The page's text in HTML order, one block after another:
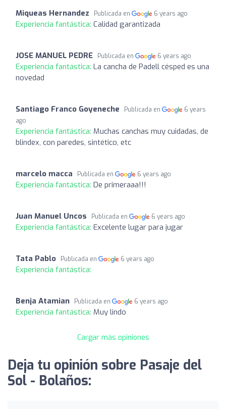
Miqueas Hernandez Publicada en 6 years ago
Experiencia fantástica: Calidad garantizada
JOSE MANUEL PEDRE Publicada en 6 years ago
Experiencia fantástica: La cancha de Padell césped es una
novedad
Santiago Franco Goyeneche Publicada en
6 years
ago
Experiencia fantástica: Muchas canchas muy cuidadas, de
blindex, con paredes, sintético, etc
marcelo macca Publicada en 6 years ago
Experiencia fantástica: De primeraaa!!!
Juan Manuel Uncos Publicada en 6 years ago
Experiencia fantástica: Excelente lugar para jugar
Tata Pablo Publicada en 6 years ago
Experiencia fantástica:
Benja Atamian Publicada en 6 years ago
Experiencia fantástica: Muy lindo
Cargar más opiniones
Deja tu opinión sobre Pasaje del
Sol - Bolaños: